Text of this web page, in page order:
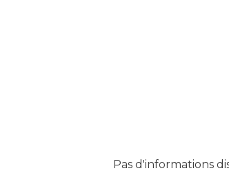
Pas d'informations